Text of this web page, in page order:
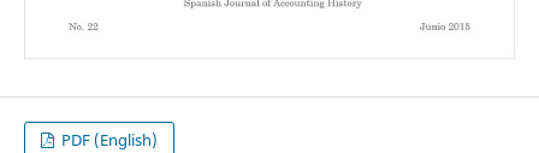
PDF (English)